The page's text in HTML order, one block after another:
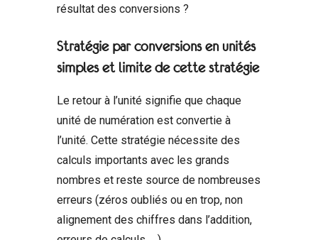
résultat des conversions ?
Stratégie par conversions en unités
simples et limite de cette stratégie
Le retour à l’unité signifie que chaque
unité de numération est convertie à
l’unité. Cette stratégie nécessite des
calculs importants avec les grands
nombres et reste source de nombreuses
erreurs (zéros oubliés ou en trop, non
alignement des chiffres dans l’addition,